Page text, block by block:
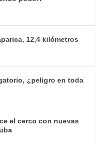
12,4 kilómetros
¿peligro en toda
el cerco con nuevas